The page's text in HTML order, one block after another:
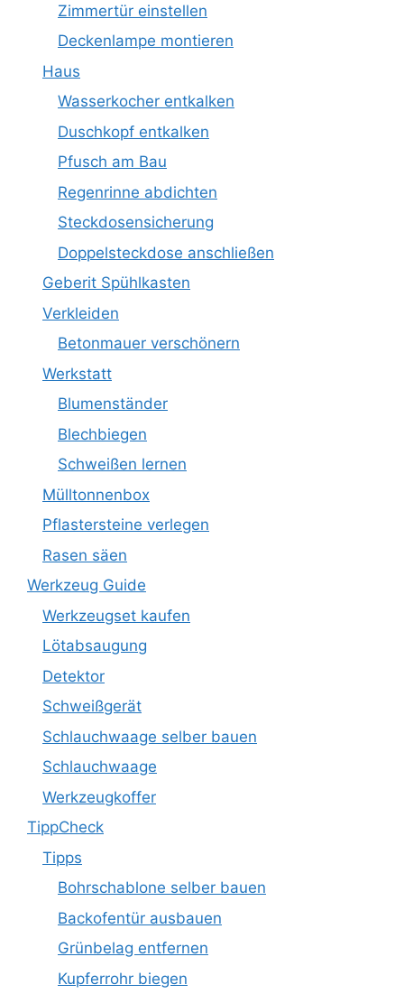
Zimmertür einstellen
Deckenlampe montieren
Haus
Wasserkocher entkalken
Duschkopf entkalken
Pfusch am Bau
Regenrinne abdichten
Steckdosensicherung
Doppelsteckdose anschließen
Geberit Spühlkasten
Verkleiden
Betonmauer verschönern
Werkstatt
Blumenständer
Blechbiegen
Schweißen lernen
Mülltonnenbox
Pflastersteine verlegen
Rasen säen
Werkzeug Guide
Werkzeugset kaufen
Lötabsaugung
Detektor
Schweißgerät
Schlauchwaage selber bauen
Schlauchwaage
Werkzeugkoffer
TippCheck
Tipps
Bohrschablone selber bauen
Backofentür ausbauen
Grünbelag entfernen
Kupferrohr biegen